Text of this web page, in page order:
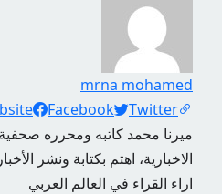
mrna mohamed
Social Links
Facebook
Twitter
ميرنا محمد كاتبه ومحرره
الاخبارية، اهتم بكتابة ونشر
اراء القراء في العالم العربي